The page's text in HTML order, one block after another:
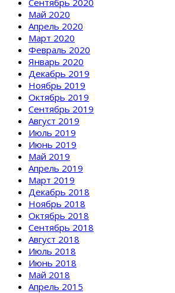
Май 2020
Апрель 2020
Март 2020
Февраль 2020
Январь 2020
Декабрь 2019
Ноябрь 2019
Октябрь 2019
Сентябрь 2019
Август 2019
Июль 2019
Июнь 2019
Май 2019
Апрель 2019
Март 2019
Декабрь 2018
Ноябрь 2018
Октябрь 2018
Сентябрь 2018
Август 2018
Июль 2018
Июнь 2018
Май 2018
Апрель 2015